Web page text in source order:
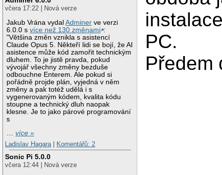
včera 17:22 | Nová verze
Jakub Vrána vydalAdminer ve verzi
6.0.0 svíce než 130 změnami :
"Většina změn vznikla s asistencí
Claude Opus 5. Někteří lidi se bojí, že AI
asistence může kód zamořit technickým
dluhem. To je jistě pravda, pokud
vývojář všechny změny bezduše
odbouchne Enterem. Ale pokud si
pořádně projde plán, vyjedná v něm
změny a pak totéž udělá i s
vygenerovaným kódem, kvalita kódu
stoupne a technický dluh naopak
klesne. Je to jako párové programování
s
…více »
Ladislav Hagara
Komentářů: 2
Sonic Pi 5.0.0
včera 12:44 | Nová verze
PC.
Předem